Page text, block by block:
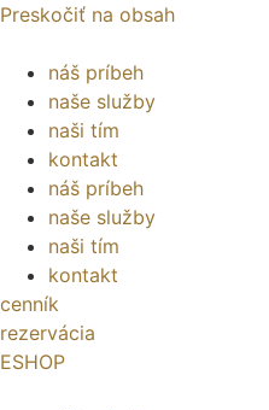
Preskočiť na obsah
náš príbeh
naše služby
naši tím
kontakt
náš príbeh
naše služby
naši tím
kontakt
cenník
rezervácia
ESHOP